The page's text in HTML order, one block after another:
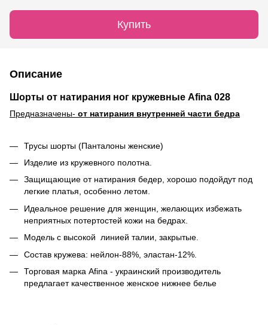
Купить
Описание
Шорты от натирания ног кружевные Afina 028
Предназначены- от натирания внутренней части бедра
Трусы шорты (Панталоны женские)
Изделие из кружевного полотна.
Защищающие от натирания бедер, хорошо подойдут под
легкие платья, особенно летом.
Идеальное решение для женщин, желающих избежать
неприятных потертостей кожи на бедрах.
Модель c высокой линией талии, закрытые.
Состав кружева: нейлон-88%, эластан-12%.
Торговая марка Afina - украинский производитель
предлагает качественное женское нижнее белье